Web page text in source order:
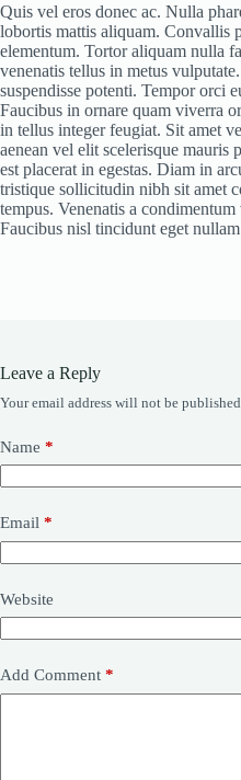
Quis vel eros donec ac. Nulla
lobortis mattis aliquam. Convallis
elementum. Tortor aliquam nulla
venenatis tellus in metus
suspendisse potenti. Tempor orci
Faucibus in ornare quam viverra
in tellus integer feugiat. Sit amet
aenean vel elit scelerisque mauris
est placerat in egestas. Diam in
tristique sollicitudin nibh sit amet
tempus. Venenatis a
Faucibus nisl tincidunt eget
Leave a Reply
Your email address will not be published.
Name *
Email *
Website
Add Comment *